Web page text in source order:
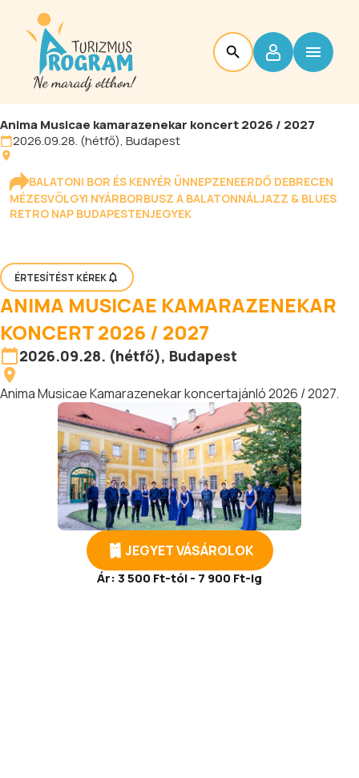
Anima Musicae kamarazenekar koncert 2026 / 2027
2026.09.28. (hétfő), Budapest
BALATONI BOR ÉS KENYÉR ÜNNEPZENEERDŐ DEBRECEN
MÉZESVÖLGYI NYÁRBORBUSZ A BALATONNÁLJAZZ & BLUES
RETRO NAP BUDAPESTENJEGYEK
ÉRTESÍTÉST KÉREK
ANIMA MUSICAE KAMARAZENEKAR
KONCERT 2026 / 2027
2026.09.28. (hétfő), Budapest
Anima Musicae Kamarazenekar koncertajánló 2026 / 2027.
JEGYET VÁSÁROLOK
Ár:3 500 Ft-tól - 7 900 Ft-ig